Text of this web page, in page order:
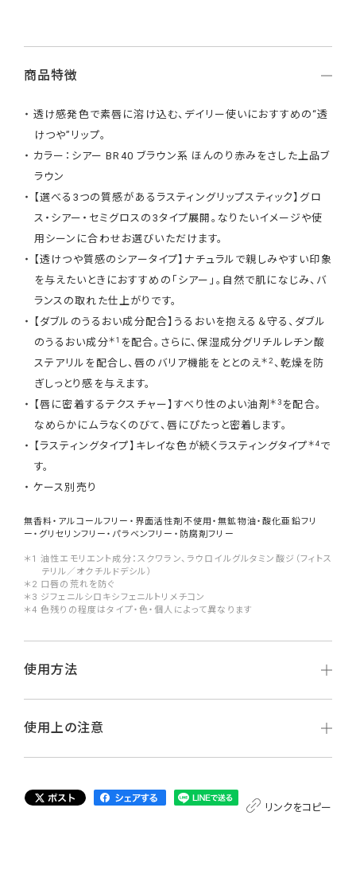
商品特徴
透け感発色で素唇に溶け込む、デイリー使いにおすすめの“透
けつや”リップ。
カラー：シアー BR40 ブラウン系 ほんのり赤みをさした上品ブ
ラウン
【選べる3つの質感があるラスティングリップスティック】グロ
ス・シアー・セミグロスの3タイプ展開。なりたいイメージや使
用シーンに合わせお選びいただけます。
【透けつや質感のシアータイプ】ナチュラルで親しみやすい印象
を与えたいときにおすすめの「シアー」。自然で肌になじみ、バ
ランスの取れた仕上がりです。
【ダブルのうるおい成分配合】うるおいを抱える＆守る、ダブル
のうるおい成分＊1 を配合。さらに、保湿成分グリチルレチン酸
ステアリルを配合し、唇のバリア機能をととのえ＊2 、乾燥を防
ぎしっとり感を与えます。
【唇に密着するテクスチャー】すべり性のよい油剤 ＊3 を配合。
なめらかにムラなくのびて、唇にぴたっと密着します。
【ラスティングタイプ】キレイな色が続くラスティングタイプ＊4で
す。
ケース別売り
無香料・アルコールフリー・界面活性剤不使用・無鉱物油・酸化亜鉛フリ
ー・グリセリンフリー・パラベンフリー・防腐剤フリー
＊1 油性エモリエント成分：スクワラン、ラウロイルグルタミン酸ジ（フィトス
テリル／オクチルドデシル）
＊2 口唇の荒れを防ぐ
＊3 ジフェニルシロキシフェニルトリメチコン
＊4 色残りの程度はタイプ・色・個人によって異なります
使用方法
使用上の注意
リンクをコピー